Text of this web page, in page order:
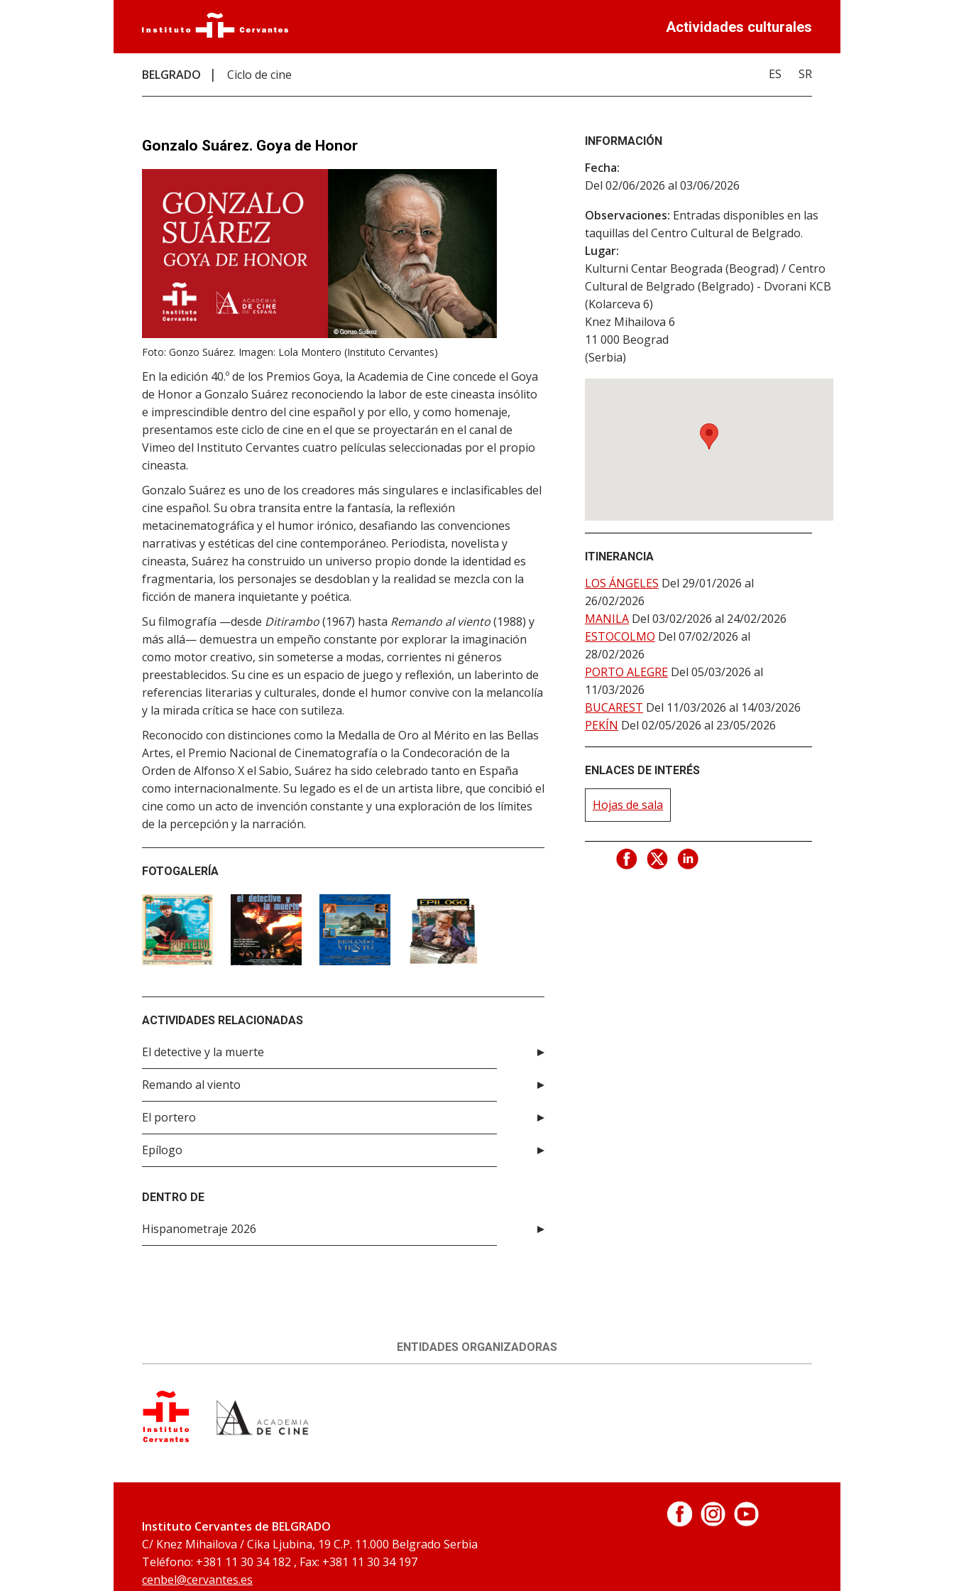
Actividades culturales
BELGRADO Ciclo de cine ES SR
Gonzalo Suárez. Goya de Honor
Foto: Gonzo Suárez. Imagen: Lola Montero (Instituto Cervantes)
En la edición 40.º de los Premios Goya, la Academia de Cine concede el Goya
de Honor a Gonzalo Suárez reconociendo la labor de este cineasta insólito
e imprescindible dentro del cine español y por ello, y como homenaje,
presentamos este ciclo de cine en el que se proyectarán en el canal de
Vimeo del Instituto Cervantes cuatro películas seleccionadas por el propio
cineasta.
Gonzalo Suárez es uno de los creadores más singulares e inclasificables del
cine español. Su obra transita entre la fantasía, la reflexión
metacinematográfica y el humor irónico, desafiando las convenciones
narrativas y estéticas del cine contemporáneo. Periodista, novelista y
cineasta, Suárez ha construido un universo propio donde la identidad es
fragmentaria, los personajes se desdoblan y la realidad se mezcla con la
ficción de manera inquietante y poética.
Su filmografía —desde Ditirambo(1967) hasta Remando al viento(1988) y
más allá— demuestra un empeño constante por explorar la imaginación
como motor creativo, sin someterse a modas, corrientes ni géneros
preestablecidos. Su cine es un espacio de juego y reflexión, un laberinto de
referencias literarias y culturales, donde el humor convive con la melancolía
y la mirada crítica se hace con sutileza.
Reconocido con distinciones como la Medalla de Oro al Mérito en las Bellas
Artes, el Premio Nacional de Cinematografía o la Condecoración de la
Orden de Alfonso X el Sabio, Suárez ha sido celebrado tanto en España
como internacionalmente. Su legado es el de un artista libre, que concibió el
cine como un acto de invención constante y una exploración de los límites
de la percepción y la narración.
FOTOGALERÍA
ACTIVIDADES RELACIONADAS
El detective y la muerte
Remando al viento
El portero
Epílogo
DENTRO DE
Hispanometraje 2026
INFORMACIÓN
Fecha:
Del 02/06/2026 al 03/06/2026
Observaciones: Entradas disponibles en las
taquillas del Centro Cultural de Belgrado.
Lugar:
Kulturni Centar Beograda (Beograd) / Centro
Cultural de Belgrado (Belgrado) - Dvorani KCB
(Kolarceva 6)
Knez Mihailova 6
11 000 Beograd
(Serbia)
ITINERANCIA
LOS ÁNGELES Del 29/01/2026 al
26/02/2026
MANILA Del 03/02/2026 al 24/02/2026
ESTOCOLMO Del 07/02/2026 al
28/02/2026
PORTO ALEGRE Del 05/03/2026 al
11/03/2026
BUCAREST Del 11/03/2026 al 14/03/2026
PEKÍN Del 02/05/2026 al 23/05/2026
ENLACES DE INTERÉS
Hojas de sala
ENTIDADES ORGANIZADORAS
Instituto Cervantes de BELGRADO
C/ Knez Mihailova / Cika Ljubina, 19 C.P. 11.000 Belgrado Serbia
Teléfono: +381 11 30 34 182 , Fax: +381 11 30 34 197
cenbel@cervantes.es